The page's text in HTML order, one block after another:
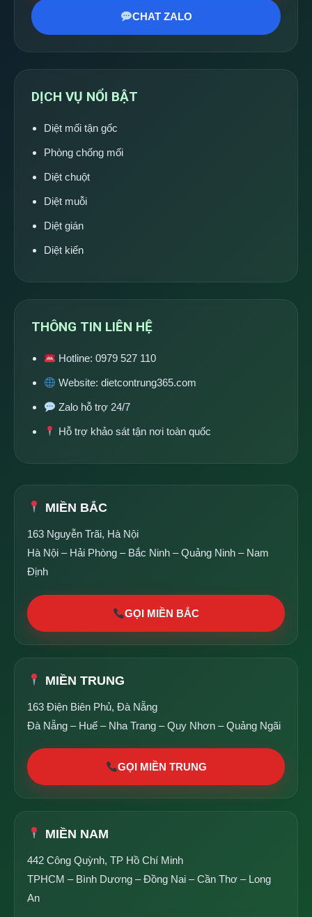
CHAT ZALO
DỊCH VỤ NỔI BẬT
Diệt mối tận gốc
Phòng chống mối
Diệt chuột
Diệt muỗi
Diệt gián
Diệt kiến
THÔNG TIN LIÊN HỆ
Hotline:0979 527 110
Website:dietcontrung365.com
Zalo hỗ trợ 24/7
Hỗ trợ khảo sát tận nơi toàn quốc
MIỀN BẮC
163 Nguyễn Trãi, Hà Nội
Hà Nội – Hải Phòng – Bắc Ninh – Quảng Ninh – Nam
Định
GỌI MIỀN BẮC
MIỀN TRUNG
163 Điện Biên Phủ, Đà Nẵng
Đà Nẵng – Huế – Nha Trang – Quy Nhơn – Quảng Ngãi
GỌI MIỀN TRUNG
MIỀN NAM
442 Công Quỳnh, TP Hồ Chí Minh
TPHCM – Bình Dương – Đồng Nai – Cần Thơ – Long
An